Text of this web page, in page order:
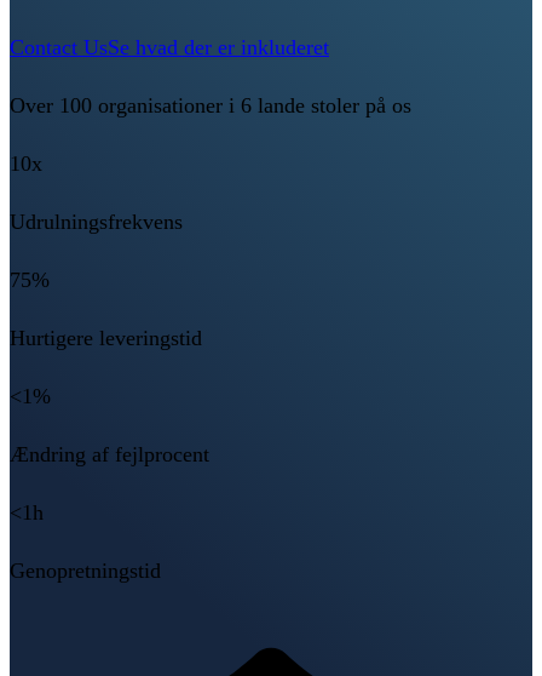
Contact UsSe hvad der er inkluderet
Over 100 organisationer i 6 lande stoler på os
10x
Udrulningsfrekvens
75%
Hurtigere leveringstid
<1%
Ændring af fejlprocent
<1h
Genopretningstid